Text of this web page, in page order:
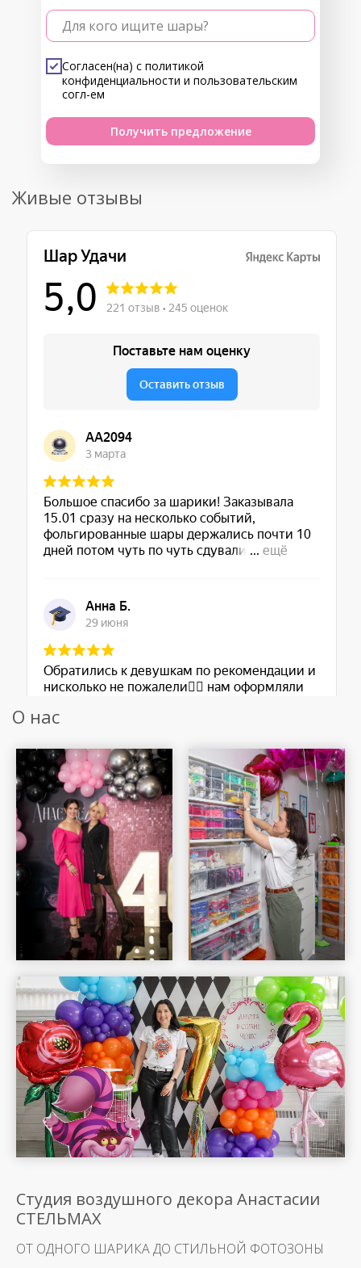
Для кого ищите шары?
Согласен(на) с политикой
конфиденциальности и пользовательским
согл-ем
Получить предложение
Живые отзывы
Шар Удачи на карте Москвы — Яндекс Карты
О нас
Студия воздушного декора Анастасии
СТЕЛЬМАХ
ОТ ОДНОГО ШАРИКА ДО СТИЛЬНОЙ ФОТОЗОНЫ